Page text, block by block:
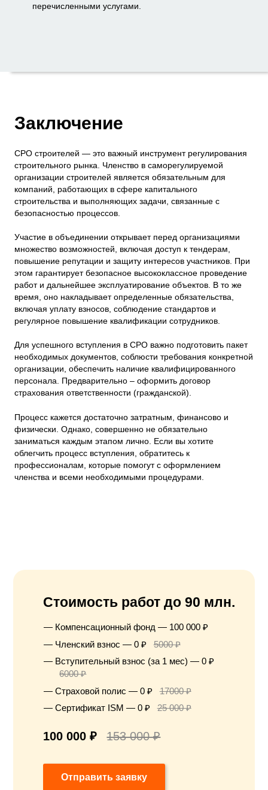
перечисленными услугами.
Заключение
СРО строителей — это важный инструмент регулирования
строительного рынка. Членство в саморегулируемой
организации строителей является обязательным для
компаний, работающих в сфере капитального
строительства и выполняющих задачи, связанные с
безопасностью процессов.
Участие в объединении открывает перед организациями
множество возможностей, включая доступ к тендерам,
повышение репутации и защиту интересов участников. При
этом гарантирует безопасное высококлассное проведение
работ и дальнейшее эксплуатирование объектов. В то же
время, оно накладывает определенные обязательства,
включая уплату взносов, соблюдение стандартов и
регулярное повышение квалификации сотрудников.
Для успешного вступления в СРО важно подготовить пакет
необходимых документов, соблюсти требования конкретной
организации, обеспечить наличие квалифицированного
персонала. Предварительно – оформить договор
страхования ответственности (гражданской).
Процесс кажется достаточно затратным, финансово и
физически. Однако, совершенно не обязательно
заниматься каждым этапом лично. Если вы хотите
облегчить процесс вступления, обратитесь к
профессионалам, которые помогут с оформлением
членства и всеми необходимыми процедурами.
Стоимость работ до 90 млн.
Компенсационный фонд — 100 000 ₽
Членский взнос — 0 ₽
5000 ₽
Вступительный взнос (за 1 мес) — 0 ₽
6000 ₽
Страховой полис — 0 ₽
17000 ₽
Сертификат ISM — 0 ₽
25 000 ₽
100 000 ₽ 153 000 ₽
Отправить заявку